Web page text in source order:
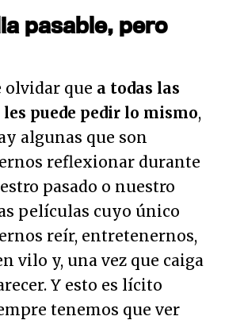
pasable, pero
olvidar que a todas las
puede pedir lo mismo,
algunas que son
reflexionar durante
pasado o nuestro
películas cuyo único
reír, entretenernos,
vilo y, una vez que caiga
Y esto es lícito
tenemos que ver